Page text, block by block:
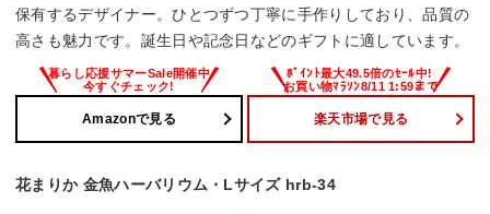
保有するデザイナー。ひとつずつ丁寧に手作りしており、品質の
高さも魅力です。誕生日や記念日などのギフトに適しています。
Amazonで見る 楽天市場で見る
花まりか 金魚ハーバリウム・Lサイズ hrb-34